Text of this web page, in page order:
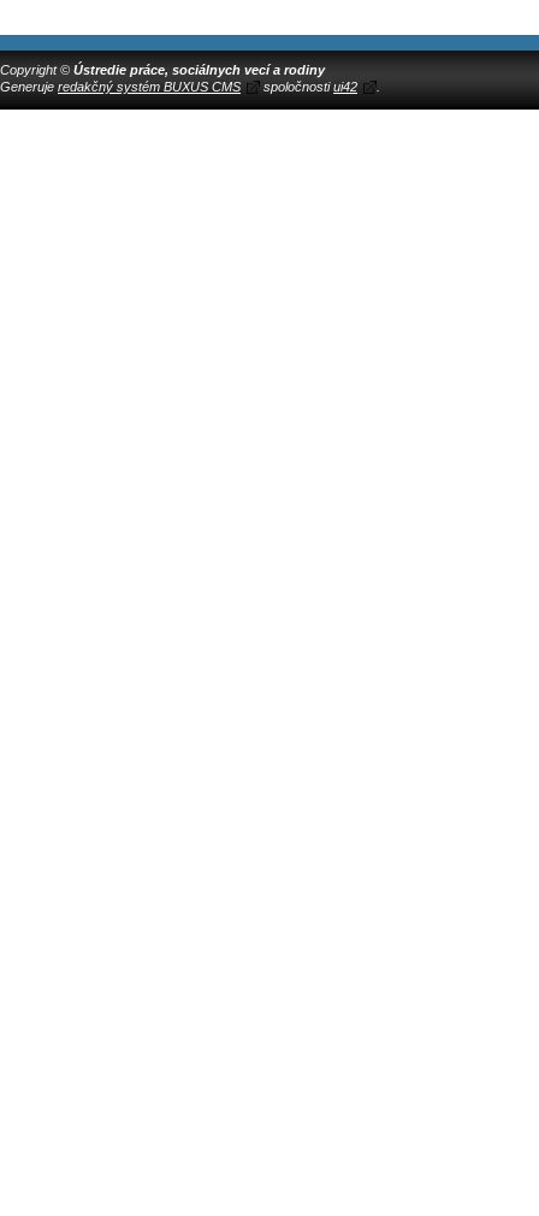
Copyright © Ústredie práce, sociálnych vecí a rodiny
Generuje redakčný systém BUXUS CMS spoločnostiui42